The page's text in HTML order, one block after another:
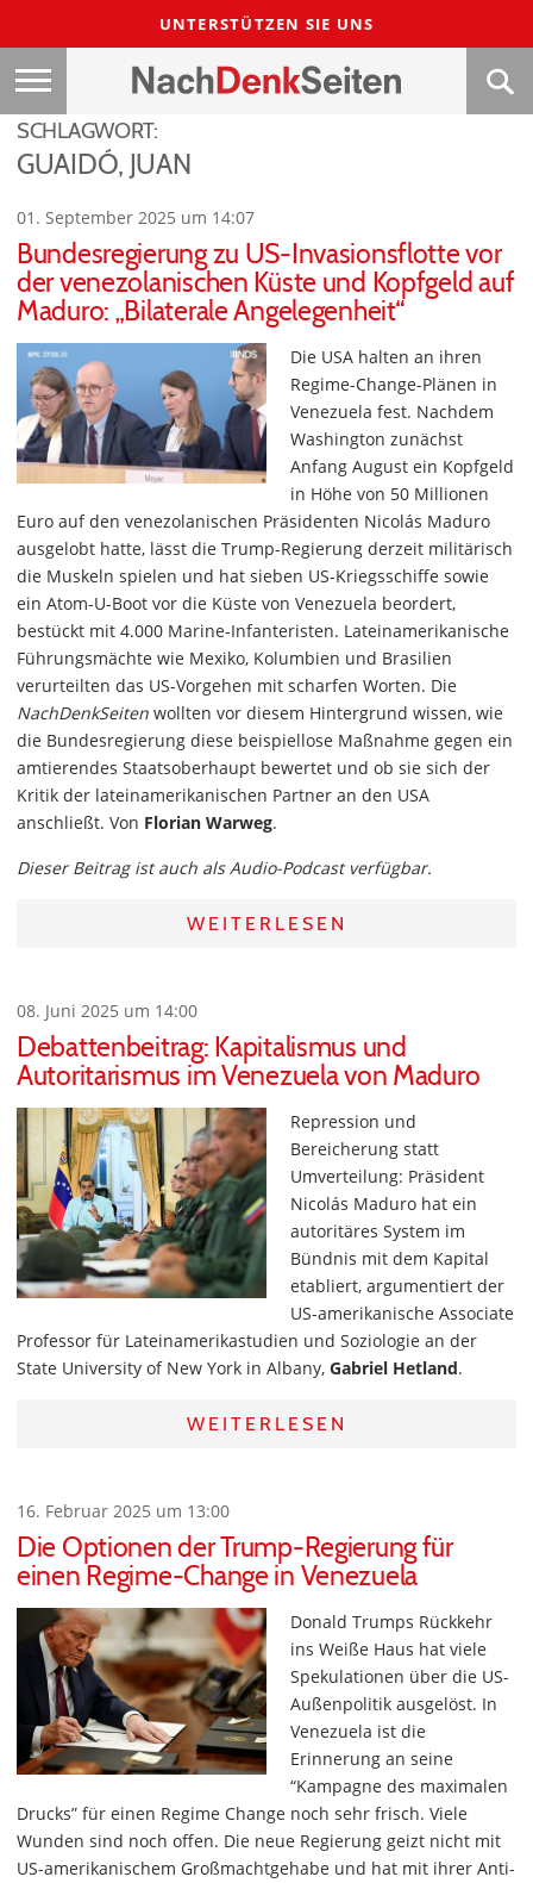
UNTERSTÜTZEN SIE UNS
SCHLAGWORT:
GUAIDÓ, JUAN
01. September 2025 um 14:07
Bundesregierung zu US-Invasionsflotte vor
der venezolanischen Küste und Kopfgeld auf
Maduro: „Bilaterale Angelegenheit“
Die USA halten an ihren
Regime-Change-Plänen in
Venezuela fest. Nachdem
Washington zunächst
Anfang August ein Kopfgeld
in Höhe von 50 Millionen
Euro auf den venezolanischen Präsidenten Nicolás Maduro
ausgelobt hatte, lässt die Trump-Regierung derzeit militärisch
die Muskeln spielen und hat sieben US-Kriegsschiffe sowie
ein Atom-U-Boot vor die Küste von Venezuela beordert,
bestückt mit 4.000 Marine-Infanteristen. Lateinamerikanische
Führungsmächte wie Mexiko, Kolumbien und Brasilien
verurteilten das US-Vorgehen mit scharfen Worten. Die
NachDenkSeiten wollten vor diesem Hintergrund wissen, wie
die Bundesregierung diese beispiellose Maßnahme gegen ein
amtierendes Staatsoberhaupt bewertet und ob sie sich der
Kritik der lateinamerikanischen Partner an den USA
anschließt. Von Florian Warweg.
Dieser Beitrag ist auch als Audio-Podcast verfügbar.
WEITERLESEN
08. Juni 2025 um 14:00
Debattenbeitrag: Kapitalismus und
Autoritarismus im Venezuela von Maduro
Repression und
Bereicherung statt
Umverteilung: Präsident
Nicolás Maduro hat ein
autoritäres System im
Bündnis mit dem Kapital
etabliert, argumentiert der
US-amerikanische Associate
Professor für Lateinamerikastudien und Soziologie an der
State University of New York in Albany, Gabriel Hetland.
WEITERLESEN
16. Februar 2025 um 13:00
Die Optionen der Trump-Regierung für
einen Regime-Change in Venezuela
Donald Trumps Rückkehr
ins Weiße Haus hat viele
Spekulationen über die US-
Außenpolitik ausgelöst. In
Venezuela ist die
Erinnerung an seine
“Kampagne des maximalen
Drucks” für einen Regime Change noch sehr frisch. Viele
Wunden sind noch offen. Die neue Regierung geizt nicht mit
US-amerikanischem Großmachtgehabe und hat mit ihrer Anti-